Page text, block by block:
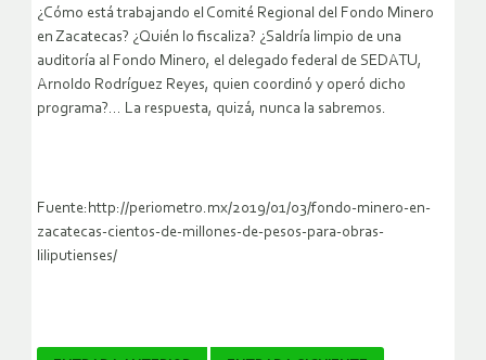
¿Cómo está trabajando el Comité Regional del Fondo Minero
en Zacatecas? ¿Quién lo fiscaliza? ¿Saldría limpio de una
auditoría al Fondo Minero, el delegado federal de SEDATU,
Arnoldo Rodríguez Reyes, quien coordinó y operó dicho
programa?… La respuesta, quizá, nunca la sabremos.
Fuente:http://periometro.mx/2019/01/03/fondo-minero-en-
zacatecas-cientos-de-millones-de-pesos-para-obras-
liliputienses/